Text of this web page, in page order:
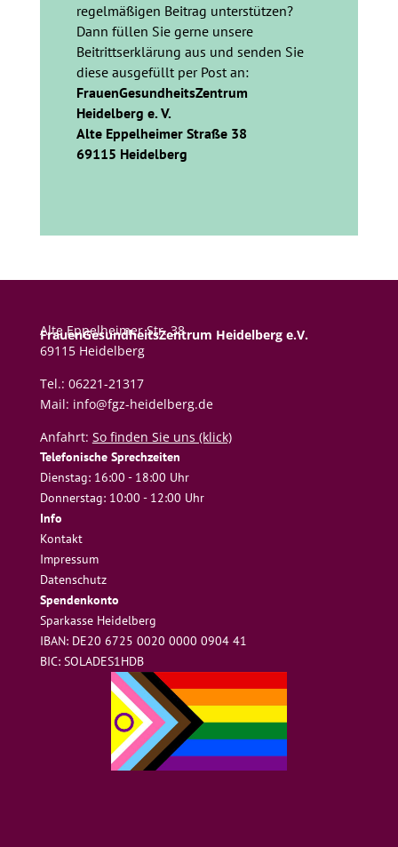
regelmäßigen Beitrag unterstützen?
Dann füllen Sie gerne unsere
Beitrittserklärung aus und senden Sie
diese ausgefüllt per Post an:
FrauenGesundheitsZentrum
Heidelberg e. V.
Alte Eppelheimer Straße 38
69115 Heidelberg
FrauenGesundheitsZentrum Heidelberg e.V.
Alte Eppelheimer Str. 38
69115 Heidelberg
Tel.: 06221-21317
Mail: info@fgz-heidelberg.de
Anfahrt: So finden Sie uns (klick)
Telefonische Sprechzeiten
Dienstag: 16:00 - 18:00 Uhr
Donnerstag: 10:00 - 12:00 Uhr
Info
Kontakt
Impressum
Datenschutz
Spendenkonto
Sparkasse Heidelberg
IBAN: DE20 6725 0020 0000 0904 41
BIC: SOLADES1HDB